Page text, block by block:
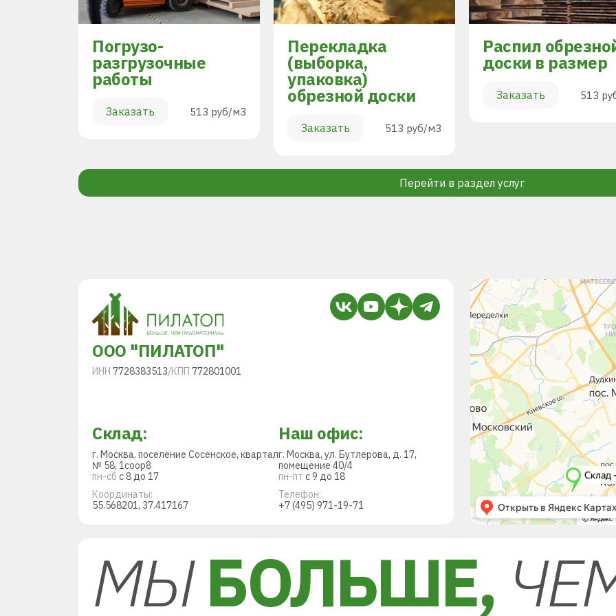
Погрузо-
разгрузочные
работы
Заказать 513 руб/м3
Перекладка
(выборка,
упаковка)
обрезной доски
Заказать 513 руб/м3
Распил
доски в размер
Заказать 513
Перейти в раздел услуг
ООО "ПИЛАТОП"
ИНН 7728383513/КПП 772801001
Склад:
г. Москва, поселение Сосенское, квартал
№ 58, 1соор8
пн-сб с 8 до 17
Координаты:
55.568201, 37.417167
Наш офис:
г. Москва, ул. Бутлерова, д. 17,
помещение 40/4
пн-пт с 9 до 18
Телефон:
+7 (495) 971-19-71
МЫБОЛЬШЕ,